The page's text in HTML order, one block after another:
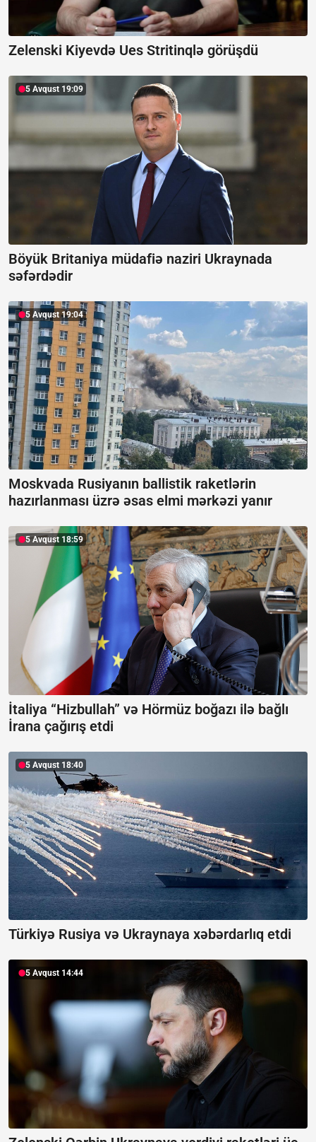
Zelenski Kiyevdə Ues Stritinqlə görüşdü
5 Avqust 19:09
Böyük Britaniya müdafiə naziri Ukraynada
səfərdədir
5 Avqust 19:04
Moskvada Rusiyanın ballistik raketlərin
hazırlanması üzrə əsas elmi mərkəzi yanır
5 Avqust 18:59
İtaliya “Hizbullah” və Hörmüz boğazı ilə bağlı
İrana çağırış etdi
5 Avqust 18:40
Türkiyə Rusiya və Ukraynaya xəbərdarlıq etdi
5 Avqust 14:44